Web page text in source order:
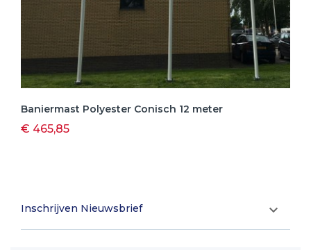
Baniermast Polyester Conisch 12 meter
€ 465,85
Inschrijven Nieuwsbrief 